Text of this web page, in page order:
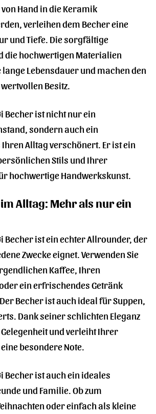
Hand in die Keramik
verleihen dem Becher eine
und Tiefe. Die sorgfältige
die hochwertigen Materialien
Lebensdauer und machen den
Besitz.
Becher ist nicht nur ein
sondern auch ein
Alltag verschönert. Er ist ein
Stils und Ihrer
hochwertige Handwerkskunst.
Alltag: Mehr als nur ein
Becher ist ein echter Allrounder, der
Zwecke eignet. Verwenden Sie
Kaffee, Ihren
ein erfrischendes Getränk
Becher ist auch ideal für Suppen,
Dank seiner schlichten Eleganz
und verleiht Ihrer
besondere Note.
Becher ist auch ein ideales
und Familie. Ob zum
oder einfach als kleine